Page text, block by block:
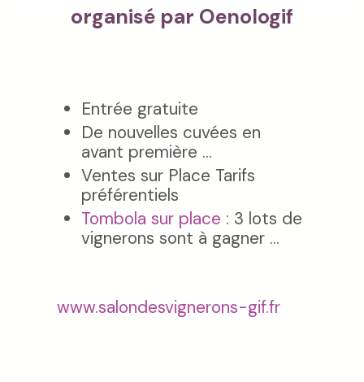
organisé par Oenologif
Entrée gratuite
De nouvelles cuvées en
avant première ...
Ventes sur Place Tarifs
préférentiels
Tombola sur place : 3 lots de
vignerons sont à gagner ...
www.salondesvignerons-gif.fr